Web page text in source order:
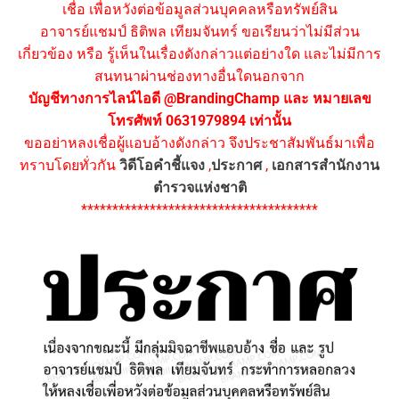
เชื่อ เพื่อหวังต่อข้อมูลส่วนบุคคลหรือทรัพย์สิน
อาจารย์แชมป์ ธิติพล เทียมจันทร์ ขอเรียนว่าไม่มีส่วน
เกี่ยวข้อง หรือ รู้เห็นในเรื่องดังกล่าวแต่อย่างใด และไม่มีการ
สนทนาผ่านช่องทางอื่นใดนอกจาก
บัญชีทางการไลน์ไอดี @BrandingChamp และ หมายเลข
โทรศัพท์ 0631979894 เท่านั้น
ขออย่าหลงเชื่อผู้แอบอ้างดังกล่าว จึงประชาสัมพันธ์มาเพื่อ
ทราบโดยทั่วกัน วิดีโอคำชี้แจง ,ประกาศ, เอกสารสำนักงาน
ตำรวจแห่งชาติ
**************************************